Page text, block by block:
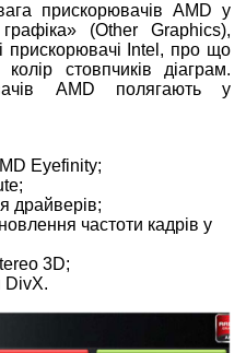
прискорювачів AMD у
(Other Graphics),
прискорювачі Intel, про що
стовпчиків діаграм.
AMD полягають у
Eyefinity;
драйверів;
частоти кадрів у
3D;
DivХ.